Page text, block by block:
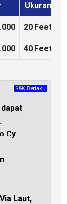
Ukuran
20 Feet
40 Feet
CHAT
Cy
S&K Berlaku
Laut,